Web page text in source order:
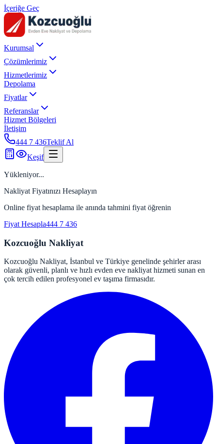
İçeriğe Geç
Kurumsal
Çözümlerimiz
Hizmetlerimiz
Depolama
Fiyatlar
Referanslar
Hizmet Bölgeleri
İletişim
444 7 436Teklif Al
Keşif
Yükleniyor...
Nakliyat Fiyatınızı Hesaplayın
Online fiyat hesaplama ile anında tahmini fiyat öğrenin
Fiyat Hesapla444 7 436
Kozcuoğlu Nakliyat
Kozcuoğlu Nakliyat, İstanbul ve Türkiye genelinde şehirler arası
olarak güvenli, planlı ve hızlı evden eve nakliyat hizmeti sunan en
çok tercih edilen profesyonel ev taşıma firmasıdır.